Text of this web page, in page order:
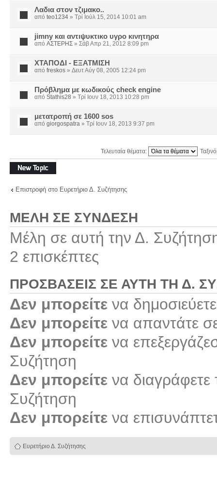
Λαδια στον τζιμακο..
από teo1234 » Τρί Ιούλ 15, 2014 10:01 am
jimny και αντιψυκτικο υγρο κινητηρα
από ΑΣΤΕΡΗΣ » Σάβ Απρ 21, 2012 8:09 pm
ΧΤΑΠΟΔΙ - ΕΞΑΤΜΙΣΗ
από freskos » Δευτ Αύγ 08, 2005 12:24 pm
Πρόβλημα με κωδικούς check engine
από Stathis28 » Τρί Ιουν 18, 2013 10:28 pm
μετατροπή σε 1600 sos
από giorgospatra » Τρί Ιουν 18, 2013 9:37 pm
Τελευταία θέματα:
Δημιουργία νέου
θέματος
Επιστροφή στο Ευρετήριο Δ. Συζήτησης
ΜΈΛΗ ΣΕ ΣΎΝΔΕΣΗ
Μέλη σε αυτή την Δ.
2 επισκέπτες
ΠΡΟΣΒΆΣΕΙΣ ΣΕ ΑΥΤΉ ΤΗ Δ.
Δεν μπορείτε να
Δεν μπορείτε να απαντάτε
Δεν μπορείτε να
Συζήτηση
Δεν μπορείτε να διαγράφετε
Συζήτηση
Δεν μπορείτε να
Ευρετήριο Δ. Συζήτησης